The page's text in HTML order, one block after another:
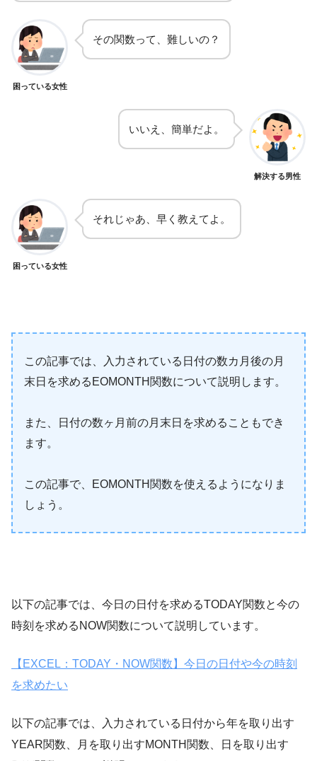
困っている女性
その関数って、難しいの？
いいえ、簡単だよ。
解決する男性
困っている女性
それじゃあ、早く教えてよ。
この記事では、入力されている日付の数カ月後の月
末日を求めるEOMONTH関数について説明します。
また、日付の数ヶ月前の月末日を求めることもでき
ます。
この記事で、EOMONTH関数を使えるようになりま
しょう。
以下の記事では、今日の日付を求めるTODAY関数と今の
時刻を求めるNOW関数について説明しています。
【EXCEL：TODAY・NOW関数】今日の日付や今の時刻
を求めたい
以下の記事では、入力されている日付から年を取り出す
YEAR関数、月を取り出すMONTH関数、日を取り出す